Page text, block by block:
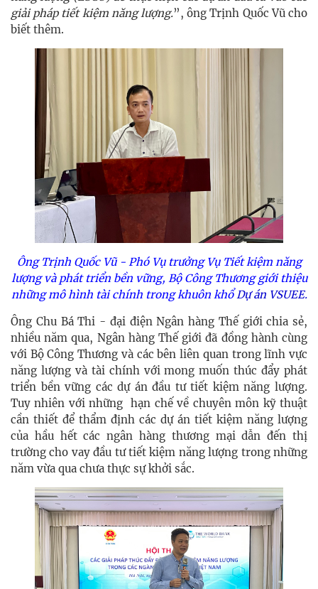
giải pháp tiết kiệm năng lượng.”, ông Trịnh Quốc Vũ cho
biết thêm.
Ông Trịnh Quốc Vũ - Phó Vụ trưởng Vụ Tiết kiệm năng
lượng và phát triển bền vững, Bộ Công Thương giới thiệu
những mô hình tài chính trong khuôn khổDự án VSUEE.
Ông Chu Bá Thi - đại điện Ngân hàng Thế giới chia sẻ,
nhiều năm qua, Ngân hàng Thế giới đã đồng hành cùng
với Bộ Công Thương và các bên liên quan trong lĩnh vực
năng lượng và tài chính với mong muốn thúc đẩy phát
triển bền vững các dự án đầu tư tiết kiệm năng lượng.
Tuy nhiên với những hạn chế về chuyên môn kỹ thuật
cần thiết để thẩm định các dự án tiết kiệm năng lượng
của hầu hết các ngân hàng thương mại dẫn đến thị
trường cho vay đầu tư tiết kiệm năng lượng trong những
năm vừa qua chưa thực sự khởi sắc.